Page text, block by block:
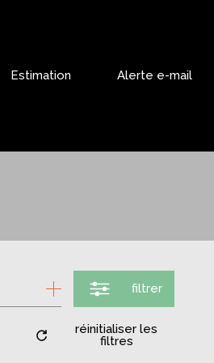
Estimation Alerte e-mail
filtrer
réinitialiser les
filtres